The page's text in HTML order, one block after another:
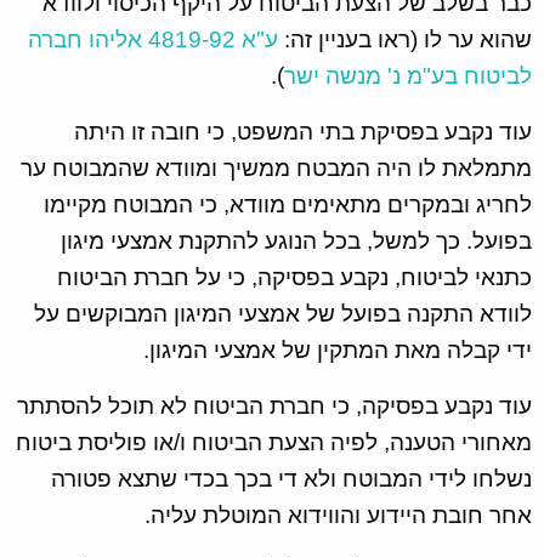
שהוא ער לו (ראו בעניין זה:
ע"א 4819-92 אליהו חברה
לביטוח בע"מ נ' מנשה ישר).
עוד נקבע בפסיקת בתי המשפט, כי חובה זו היתה
מתמלאת לו היה המבטח ממשיך ומוודא שהמבוטח ער
לחריג ובמקרים מתאימים מוודא, כי המבוטח מקיימו
בפועל. כך למשל, בכל הנוגע להתקנת אמצעי מיגון
כתנאי לביטוח, נקבע בפסיקה, כי על חברת הביטוח
לוודא התקנה בפועל של אמצעי המיגון המבוקשים על
ידי קבלה מאת המתקין של אמצעי המיגון.
עוד נקבע בפסיקה, כי חברת הביטוח לא תוכל להסתתר
מאחורי הטענה, לפיה הצעת הביטוח ו/או פוליסת ביטוח
נשלחו לידי המבוטח ולא די בכך בכדי שתצא פטורה
אחר חובת היידוע והווידוא המוטלת עליה.